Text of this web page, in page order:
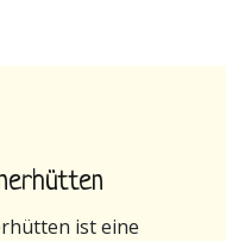
ist eine